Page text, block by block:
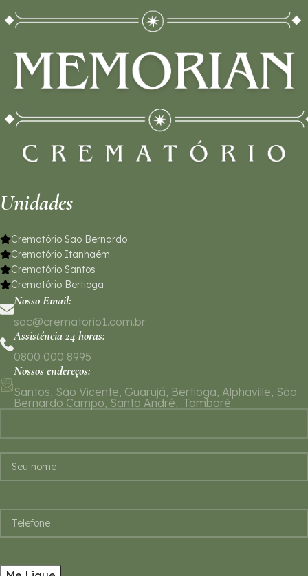
Unidades
Crematório Sao Bernardo
Crematório Itanhaém
Crematório Santos
Crematório Bertioga
Nosso Email:
sac@crematorio1.com.br
Assistência 24 horas:
0800 000 8995
Nossos endereços:
Santos, São Vicente, Guarujá, Bertioga, Alphaville, São
Bernardo Campo, Santo André, Tamboré..